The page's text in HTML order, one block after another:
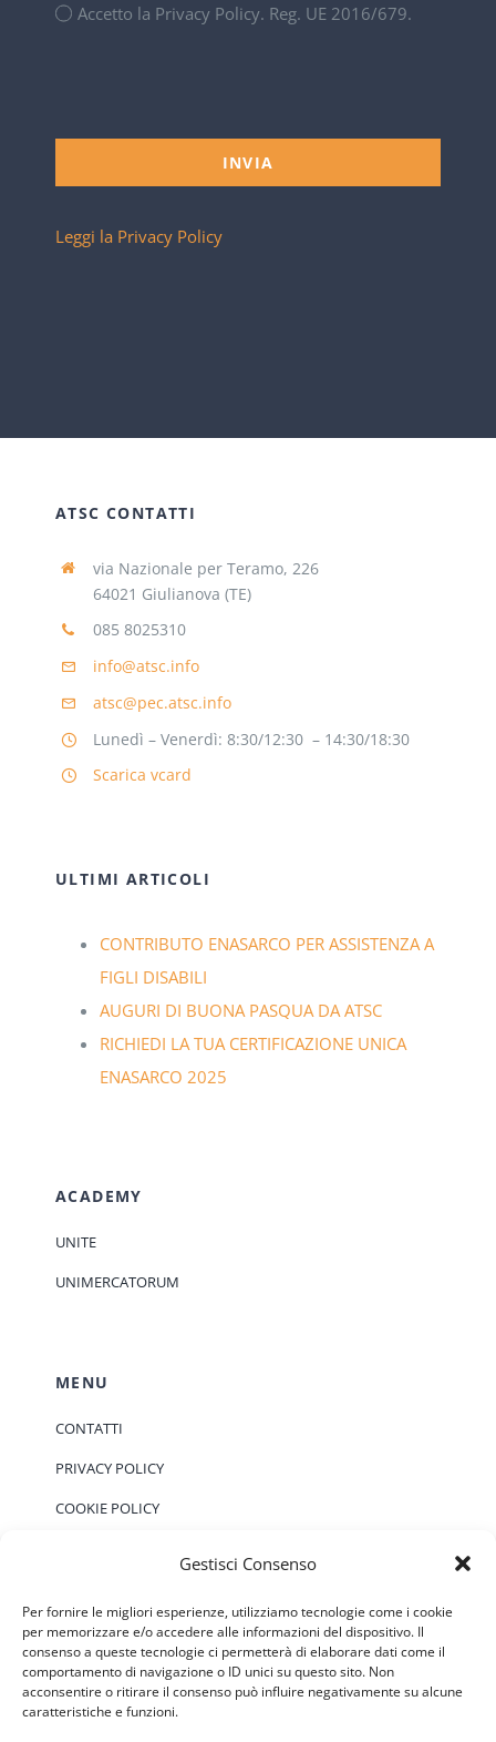
Gestisci Consenso
Per fornire le migliori esperienze, utilizziamo tecnologie come i cookie
per memorizzare e/o accedere alle informazioni del dispositivo. Il
consenso a queste tecnologie ci permetterà di elaborare dati come il
comportamento di navigazione o ID unici su questo sito. Non
acconsentire o ritirare il consenso può influire negativamente su alcune
caratteristiche e funzioni.
Accetto la Privacy Policy. Reg. UE 2016/679.
INVIA
Leggi la Privacy Policy
ATSC CONTATTI
via Nazionale per Teramo, 226
64021 Giulianova (TE)
085 8025310
info@atsc.info
atsc@pec.atsc.info
Lunedì – Venerdì: 8:30/12:30 – 14:30/18:30
Scarica vcard
ULTIMI ARTICOLI
CONTRIBUTO ENASARCO PER ASSISTENZA A
FIGLI DISABILI
AUGURI DI BUONA PASQUA DA ATSC
RICHIEDI LA TUA CERTIFICAZIONE UNICA
ENASARCO 2025
ACADEMY
UNITE
UNIMERCATORUM
MENU
CONTATTI
PRIVACY POLICY
COOKIE POLICY
EVENTI
Notice
Non ci sono eventi previsti.